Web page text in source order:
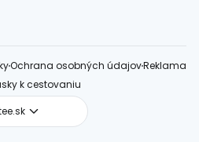
Ochrana osobných údajovReklama
k cestovaniu